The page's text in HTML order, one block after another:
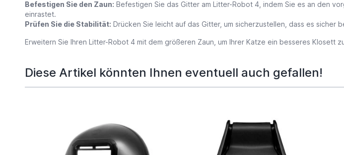
Befestigen Sie den Zaun: Befestigen Sie das Gitter am Litter-Robot 4, indem Sie es an den
einrastet.
Prüfen Sie die Stabilität: Drücken Sie leicht auf das Gitter, um sicherzustellen, dass es sicher
Erweitern Sie Ihren Litter-Robot 4 mit dem größeren Zaun, um Ihrer Katze ein besseres Klosett
Diese Artikel könnten Ihnen eventuell auch gefallen!